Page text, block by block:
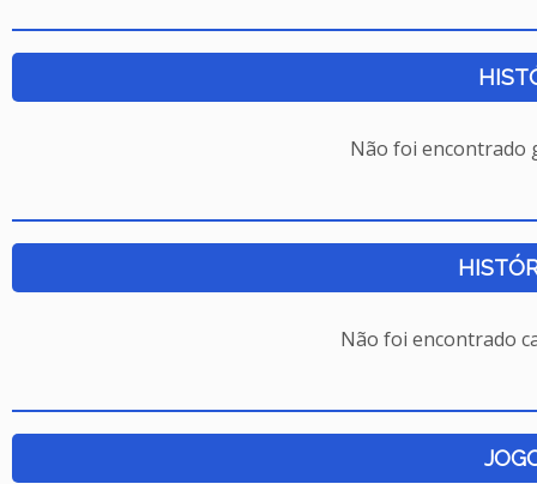
Não foi encontrado
Não foi encontrado